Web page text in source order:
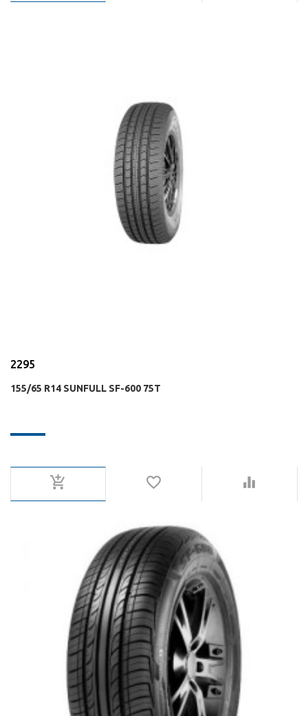
2295
155/65 R14 SUNFULL SF-600 75T